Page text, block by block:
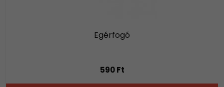
Egérfogó
590 Ft